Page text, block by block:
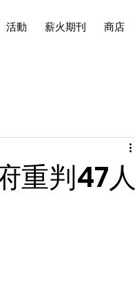
活動 薪火期刊 商店
重判47人